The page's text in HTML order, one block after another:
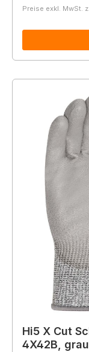
Preise exkl. MwSt.
Hi5 X Cut
4X42B, grau